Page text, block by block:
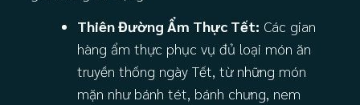
Thiên Đường Ẩm Thực Tết: Các gian
hàng ẩm thực phục vụ đủ loại món ăn
truyền thống ngày Tết, từ những món
mặn như bánh tét, bánh chưng, nem